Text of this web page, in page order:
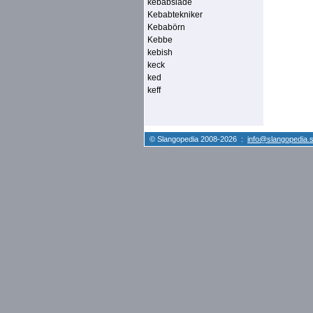
kebabsläde
Kebabtekniker
Kebabörn
Kebbe
kebish
keck
ked
keff
© Slangopedia 2008-2026 :